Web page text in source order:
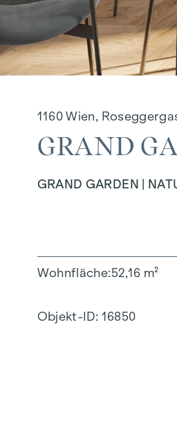
1160 Wien,
GRAND
GRAND GARDEN |
Wohnfläche 52,16 m²
Objekt-ID: 16850